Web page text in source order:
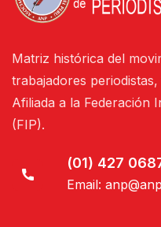
Matriz histórica del
trabajadores
Afiliada a la Federación
(FIP).
(01) 427
Email: